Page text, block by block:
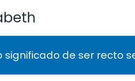
significado de ser recto